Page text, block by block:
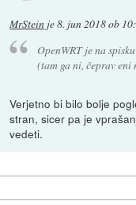
MrStein je8. jun 2018 ob
OpenWRT je na
(tam ga ni, čeprav
Verjetno bi bilo bolje
stran, sicer pa je
vedeti.